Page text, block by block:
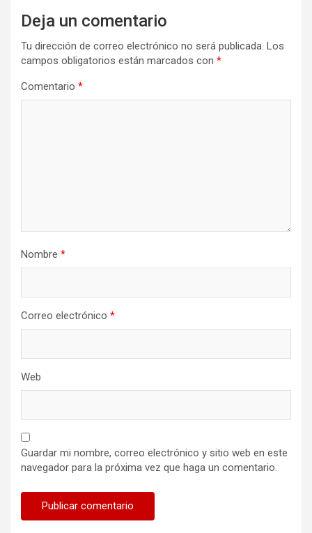
Deja un comentario
Tu dirección de correo electrónico no será publicada. Los
campos obligatorios están marcados con *
Comentario *
Nombre *
Correo electrónico *
Web
Guardar mi nombre, correo electrónico y sitio web en este
navegador para la próxima vez que haga un comentario.